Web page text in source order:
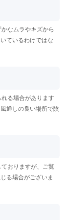
なムラやキズから
ているわけではな
る場合があります
通しの良い場所で陰
おりますが、ご覧
る場合がございま